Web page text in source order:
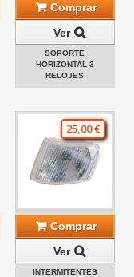
Comprar
Ver
SOPORTE
HORIZONTAL 3
RELOJES
25,00 €
Comprar
Ver
INTERMITENTES